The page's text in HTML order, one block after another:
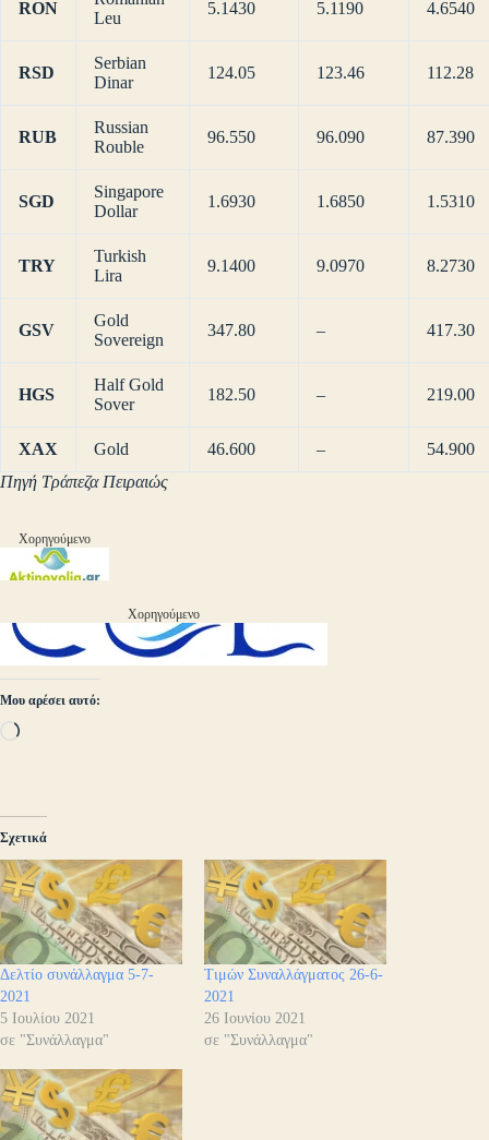
RON
Leu
5.1430 5.1190 4.6540
RSD
Serbian
Dinar
124.05 123.46 112.28
RUB
Russian
Rouble
96.550 96.090 87.390
SGD
Singapore
Dollar
1.6930 1.6850 1.5310
TRY
Turkish
Lira
9.1400 9.0970 8.2730
GSV
Gold
Sovereign
347.80 – 417.30
HGS
Half Gold
Sover
182.50 – 219.00
XAX Gold 46.600 –
54.900
Πηγή Τράπεζα Πειραιώς
Χορηγούμενο
Χορηγούμενο
Μου αρέσει αυτό:
Loading…
Σχετικά
Δελτίο συνάλλαγμα 5-7-
2021
5 Ιουλίου 2021
σε "Συνάλλαγμα"
Τιμών Συναλλάγματος 26-6-
2021
26 Ιουνίου 2021
σε "Συνάλλαγμα"